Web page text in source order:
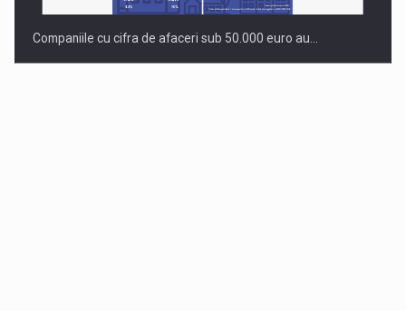
Companiile cu cifra de afaceri sub 50.000 euro au…